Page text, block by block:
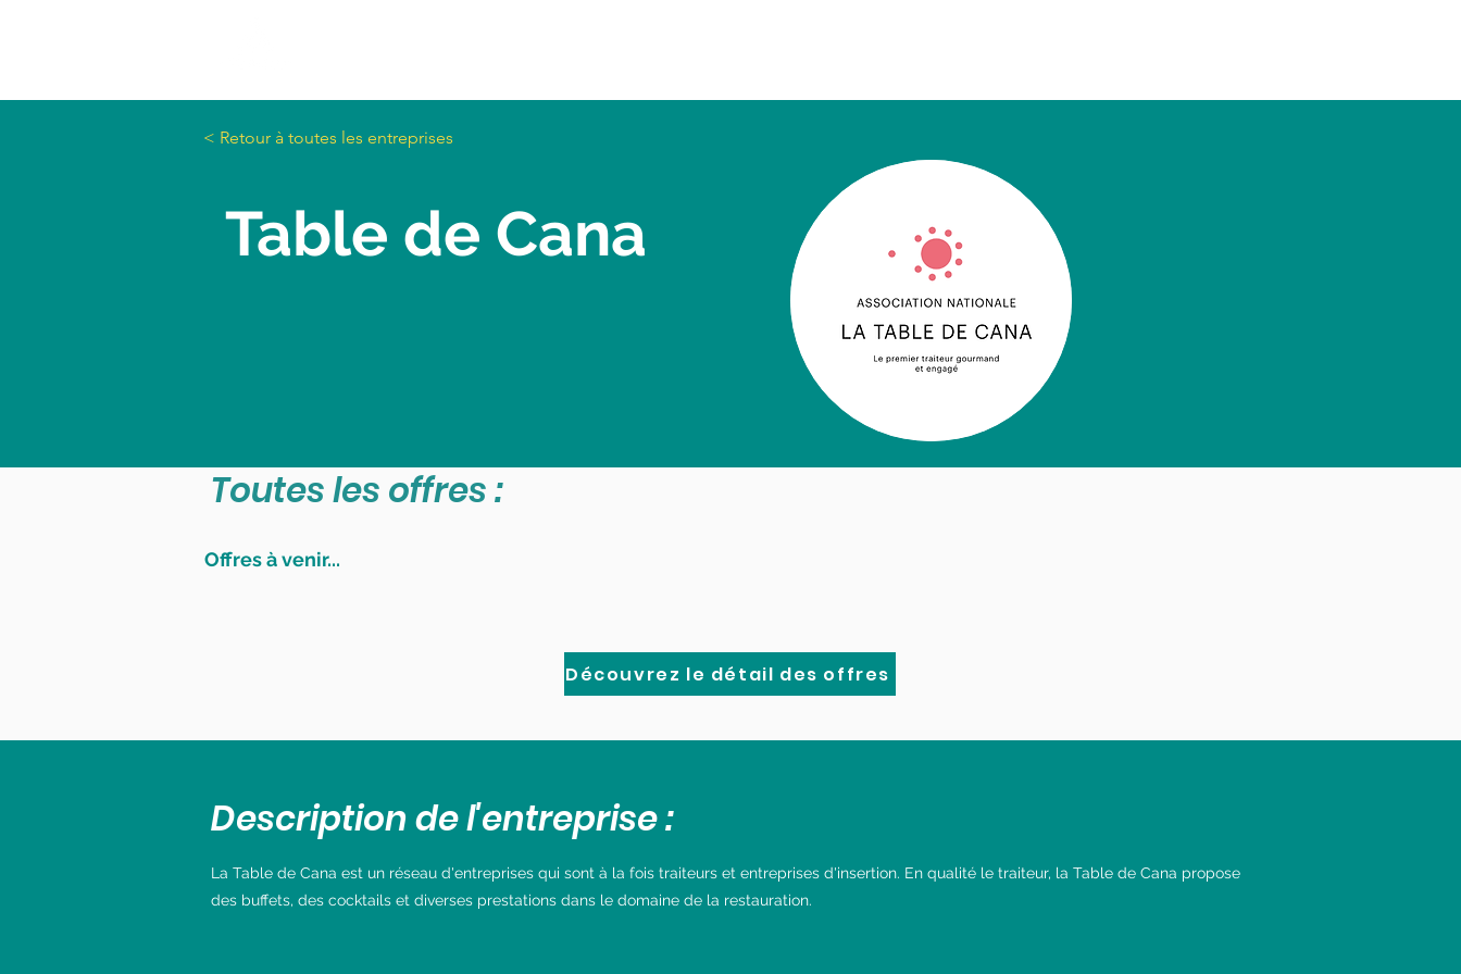
< Retour à toutes les entreprises
Table de Cana
Toutes les offres :
Offres à venir...
Découvrez le détail des offres
Description de l'entreprise :
La Table de Cana est un réseau d'entreprises qui sont à la fois traiteurs et entreprises d'insertion. En qualité le traiteur, la Table de Cana propose
des buffets, des cocktails et diverses prestations dans le domaine de la restauration.